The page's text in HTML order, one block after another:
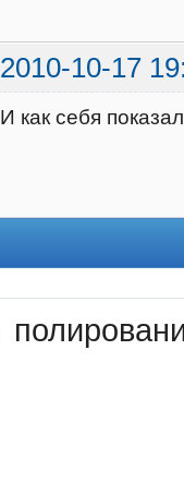
2010-10-17
И как себя